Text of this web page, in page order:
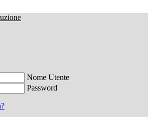
Nome Utente
Password